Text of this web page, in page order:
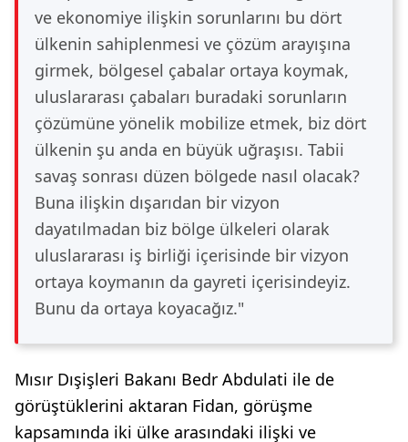
ve ekonomiye ilişkin sorunlarını bu dört
ülkenin sahiplenmesi ve çözüm arayışına
girmek, bölgesel çabalar ortaya koymak,
uluslararası çabaları buradaki sorunların
çözümüne yönelik mobilize etmek, biz dört
ülkenin şu anda en büyük uğraşısı. Tabii
savaş sonrası düzen bölgede nasıl olacak?
Buna ilişkin dışarıdan bir vizyon
dayatılmadan biz bölge ülkeleri olarak
uluslararası iş birliği içerisinde bir vizyon
ortaya koymanın da gayreti içerisindeyiz.
Bunu da ortaya koyacağız."
Mısır Dışişleri Bakanı Bedr Abdulati ile de
görüştüklerini aktaran Fidan, görüşme
kapsamında iki ülke arasındaki ilişki ve